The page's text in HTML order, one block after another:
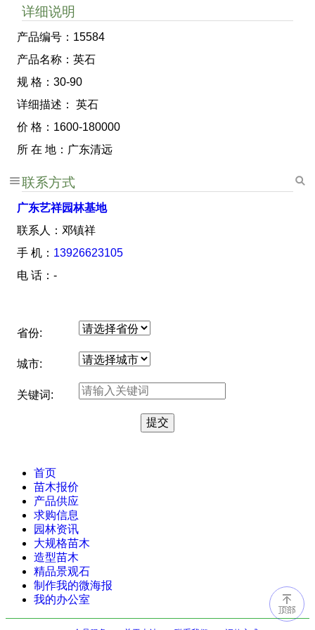
详细说明
产品编号：15584
产品名称：英石
规 格：30-90
详细描述： 英石
价 格：1600-180000
所 在 地：广东清远
联系方式
广东艺祥园林基地
联系人：邓镇祥
手 机： 13926623105
电 话：-
省份:
城市:
关键词:
首页
苗木报价
产品供应
求购信息
园林资讯
大规格苗木
造型苗木
精品景观石
制作我的微海报
我的办公室